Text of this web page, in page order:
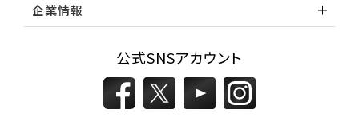
企業情報
公式SNSアカウント